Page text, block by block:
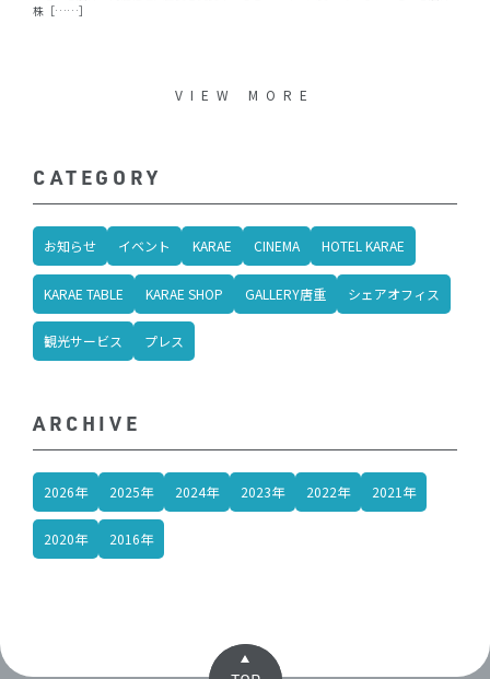
CATEGORY
お知らせ イベント KARAE CINEMA HOTEL KARAE
KARAE TABLE KARAE SHOP GALLERY唐重 シェアオフィス
観光サービス プレス
ARCHIVE
2026年 2025年 2024年 2023年 2022年 2021年
2020年 2016年
株［……］
VIEW MORE